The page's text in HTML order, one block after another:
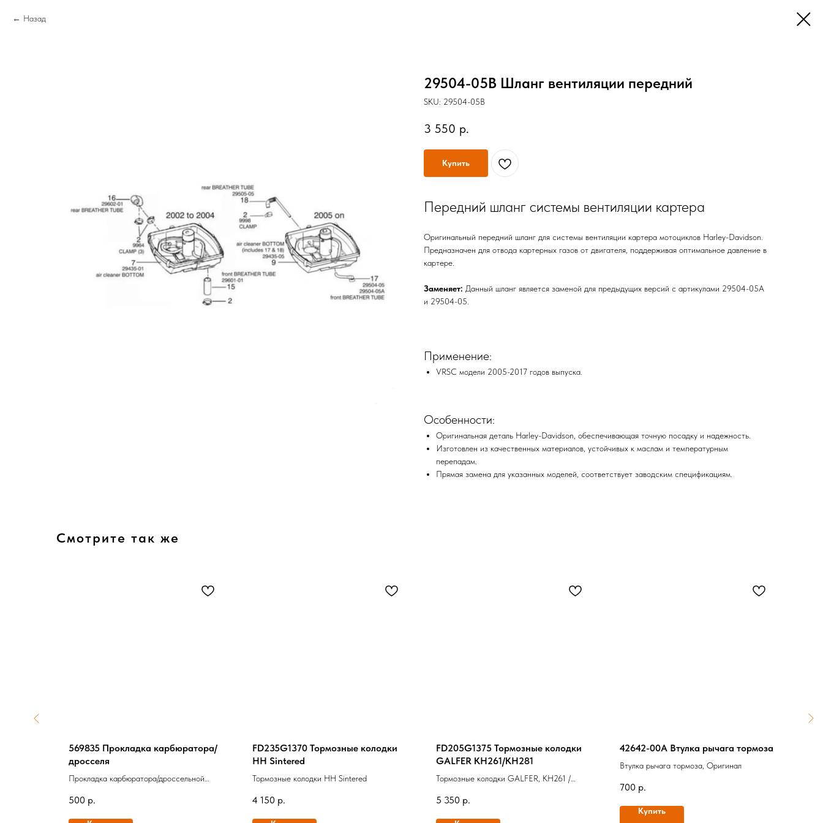
Назад
29504-05B Шланг вентиляции передний
SKU: 29504-05B
3 550 р.
Купить
Передний шланг системы вентиляции картера
Оригинальный передний шланг для системы вентиляции картера мотоциклов Harley-Davidson.
Предназначен для отвода картерных газов от двигателя, поддерживая оптимальное давление в
картере.
Заменяет: Данный шланг является заменой для предыдущих версий с артикулами 29504-05A
и 29504-05.
Применение:
VRSC модели 2005-2017 годов выпуска.
Особенности:
Оригинальная деталь Harley-Davidson, обеспечивающая точную посадку и надежность.
Изготовлен из качественных материалов, устойчивых к маслам и температурным
перепадам.
Прямая замена для указанных моделей, соответствует заводским спецификациям.
Смотрите так же
569835 Прокладка карбюратора/
дросселя
Прокладка карбюратора/дроссельной
500 р.
FD235G1370 Тормозные колодки
HH Sintered
Тормозные колодки HH Sintered
4 150 р.
FD205G1375 Тормозные колодки
GALFER KH261/KH281
Тормозные колодки GALFER, KH261 /
5 350 р.
42642-00A Втулка рычага тормоза
Втулка рычага тормоза, Оригинал
700 р.
Купить